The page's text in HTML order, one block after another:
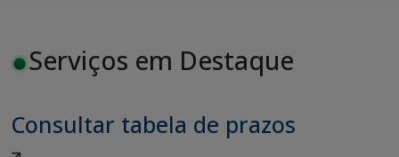
Serviços em Destaque
Consultar tabela de prazos